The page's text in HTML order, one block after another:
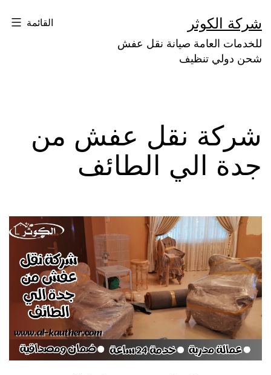
إلى
المحتوى
شركة الكوثر
للخدمات العامة صيانة نقل عفش
شحن دولي تنظيف
القائمة
شركة نقل عفش من
جدة الي الطائف